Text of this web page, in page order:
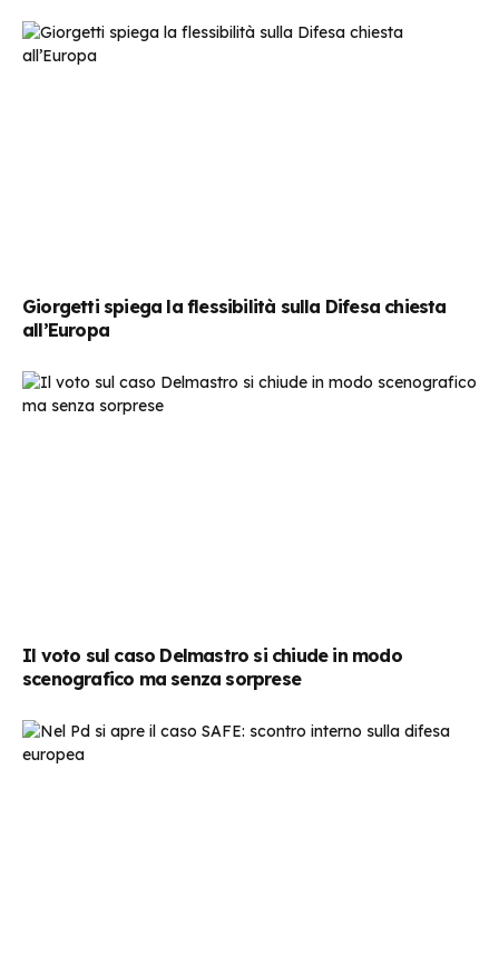
Giorgetti spiega la flessibilità sulla Difesa chiesta
all’Europa
Il voto sul caso Delmastro si chiude in modo
scenografico ma senza sorprese